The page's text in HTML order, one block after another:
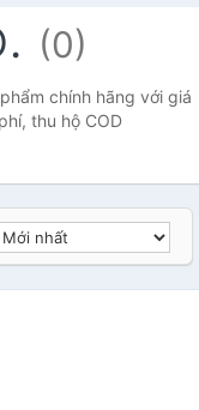
Face
Shop
Waterproof
Mascara
(0)
chính hãng với giá
thu hộ COD